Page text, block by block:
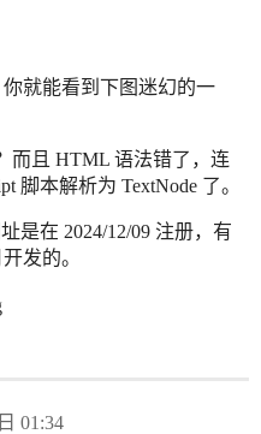
就能看到下图迷幻的一
而且 HTML 语法错了，连
脚本解析为 TextNode 了。
是在 2024/12/09 注册，有
发的。
01:34